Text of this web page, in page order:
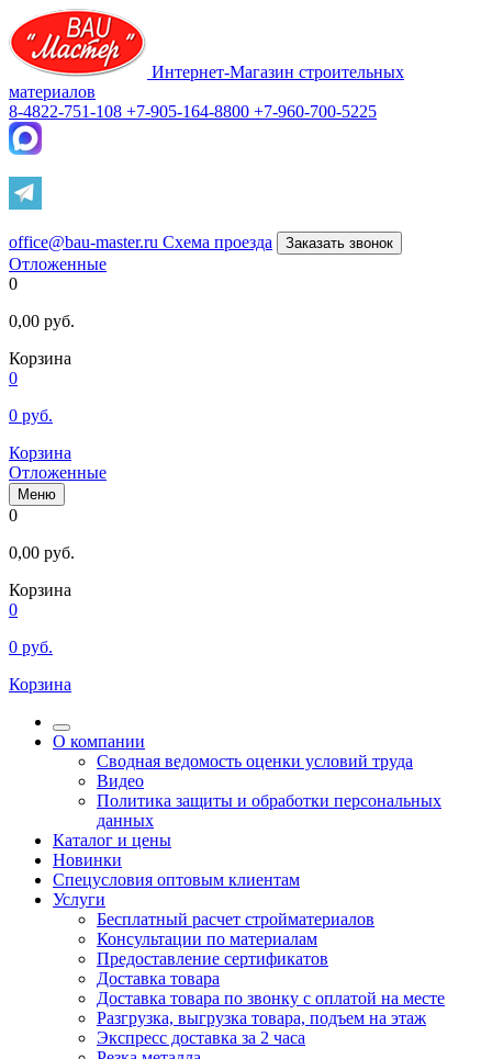
Интернет-Магазин строительных
материалов
8-4822-751-108 +7-905-164-8800 +7-960-700-5225
office@bau-master.ru Схема проезда Заказать звонок
Отложенные
0
0,00 руб.
Корзина
0
0 руб.
Корзина
Отложенные
Меню
0
0,00 руб.
Корзина
0
0 руб.
Корзина
О компании
Сводная ведомость оценки условий труда
Видео
Политика защиты и обработки персональных
данных
Каталог и цены
Новинки
Спецусловия оптовым клиентам
Услуги
Бесплатный расчет стройматериалов
Консультации по материалам
Предоставление сертификатов
Доставка товара
Доставка товара по звонку с оплатой на месте
Разгрузка, выгрузка товара, подъем на этаж
Экспресс доставка за 2 часа